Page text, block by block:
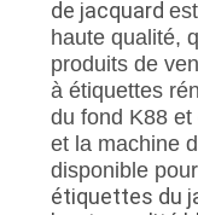
NOUS
CONTACTER
NOUVELLES
de jacquard
haute qualité,
produits de
à étiquettes
du fond K88
et la machine
disponible
étiquettes du